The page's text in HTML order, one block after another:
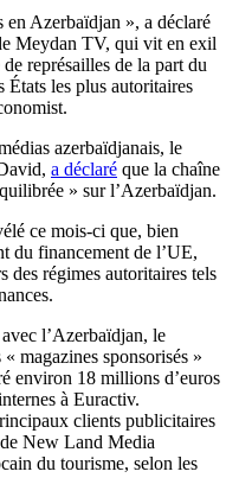
en Azerbaïdjan », a déclaré
Meydan TV, qui vit en exil
représailles de la part du
États les plus autoritaires
azerbaïdjanais, le
a déclaré que la chaîne
» sur l’Azerbaïdjan.
ce mois-ci que, bien
du financement de l’UE,
des régimes autoritaires tels
l’Azerbaïdjan, le
magazines sponsorisés »
environ 18 millions d’euros
à Euractiv.
clients publicitaires
New Land Media
du tourisme, selon les